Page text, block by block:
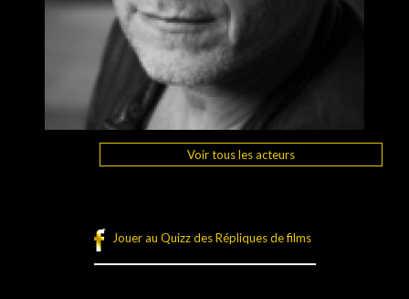
Voir tous les acteurs
Jouer au Quizz des Répliques de films